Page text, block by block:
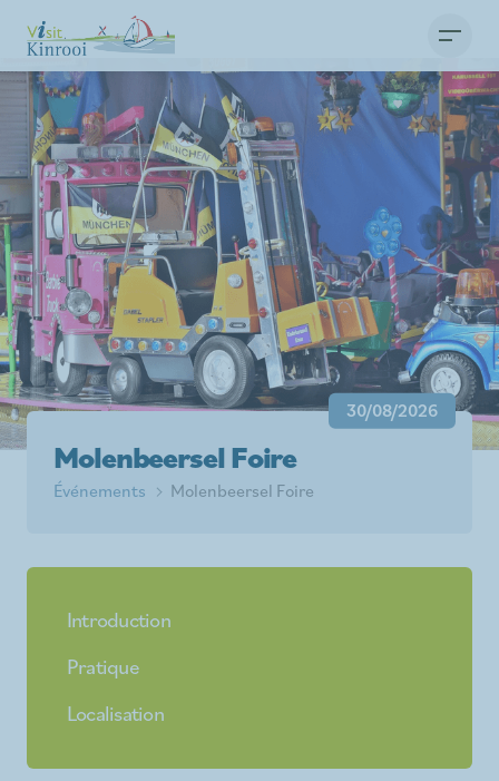
30/08/2026
Molenbeersel Foire
Événements Molenbeersel Foire
Introduction
Pratique
Localisation